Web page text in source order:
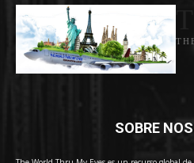
SOBRE